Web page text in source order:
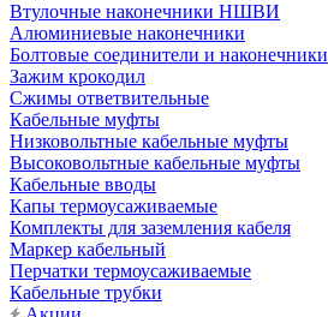
Втулочные наконечники НШВИ
Алюминиевые наконечники
Болтовые соединители и наконечники
Зажим крокодил
Сжимы ответвительные
Кабельные муфты
Низковольтные кабельные муфты
Высоковольтные кабельные муфты
Кабельные вводы
Капы термоусаживаемые
Комплекты для заземления кабеля
Маркер кабельный
Перчатки термоусаживаемые
Кабельные трубки